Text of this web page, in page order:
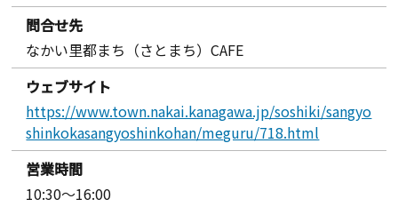
問合せ先
なかい里都まち（さとまち）CAFE
ウェブサイト
https://www.town.nakai.kanagawa.jp/soshiki/sangyo
shinkokasangyoshinkohan/meguru/718.html
営業時間
10:30～16:00